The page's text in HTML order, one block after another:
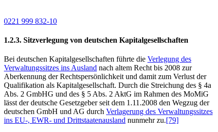
0221 999 832-10
1.2.3. Sitzverlegung von deutschen Kapitalgesellschaften
Bei deutschen Kapitalgesellschaften führte die Verlegung des
Verwaltungssitzes ins Ausland nach altem Recht bis 2008 zur
Aberkennung der Rechtspersönlichkeit und damit zum Verlust der
Qualifikation als Kapitalgesellschaft. Durch die Streichung des § 4a
Abs. 2 GmbHG und des § 5 Abs. 2 AktG im Rahmen des MoMiG
lässt der deutsche Gesetzgeber seit dem 1.11.2008 den Wegzug der
deutschen GmbH und AG durch Verlagerung des Verwaltungssitzes
ins EU-, EWR- und Drittstaatenausland nunmehr zu.[79]